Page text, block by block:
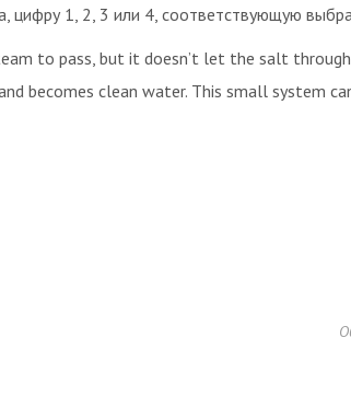
цифру 1, 2, 3 или 4, соответствующую
to pass, but it doesn’t let the salt through.
becomes clean water. This small system